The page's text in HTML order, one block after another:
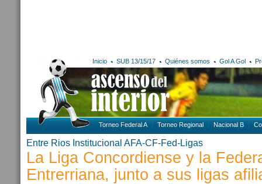
Inicio SUB 13/15/17 Quiénes somos Gol A Gol
Torneo Federal A Torneo Regional Nacional B
Entre Rios Institucional AFA-CF-Fed-Ligas
La Liga Concordiense y la
Entrerriana, junto a sus ligas